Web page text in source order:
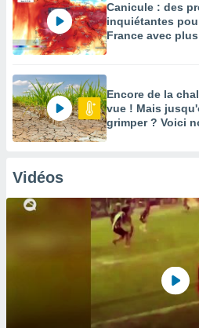
Canicule : des
inquiétantes
France avec
Encore de la
vue ! Mais
grimper ? Voici
Vidéos